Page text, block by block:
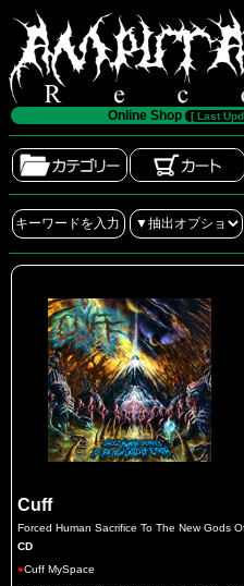
Online Shop [ Last
Cuff
Forced Human Sacrifice To The New Gods
CD
●Cuff MySpace